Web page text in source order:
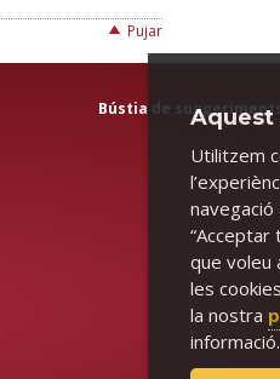
Pujar
Bústia de Aquest
Utilitzem
“Acceptar
que voleu
les
la nostra
informació.